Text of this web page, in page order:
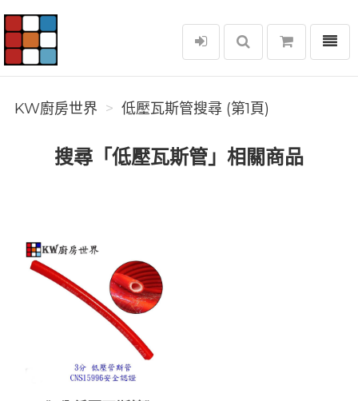
KW廚房世界
選單
KW廚房世界 低壓瓦斯管搜尋 (第1頁)
搜尋「低壓瓦斯管」相關商品